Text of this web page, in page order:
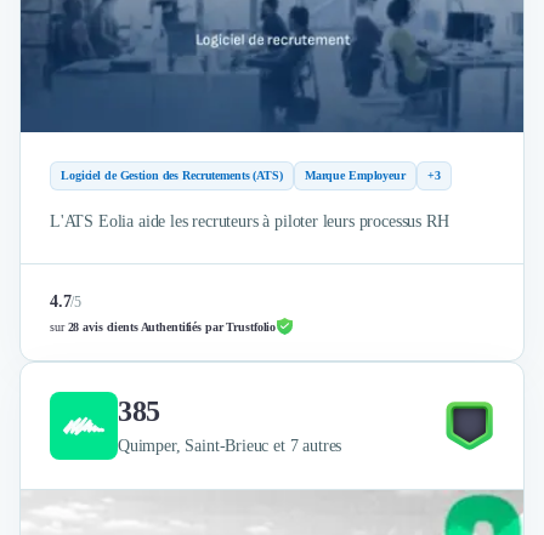
Design Industriel
Packaging & Emballages
Support Client
Chatbot
Maintenance et Infogérance
BI, Analytics & Big Data
Graphisme & Illustration
Stratégie Digitale
Développement Logiciel
Création de Site Internet
Développement d'Application Mobile
Développement E-commerce
Direction Artistique
Logiciel E-Commerce
Logiciel de Gestion des Recrutements (ATS) Marque Employeur +3
L'ATS Eolia aide les recruteurs à piloter leurs processus RH
4.7/5
sur28 avis clients Authentifiés par Trustfolio
385
Quimper, Saint-Brieuc et 7 autres